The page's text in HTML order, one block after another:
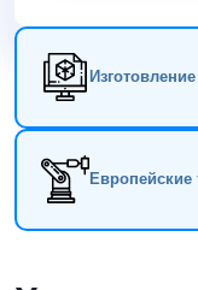
Европейские